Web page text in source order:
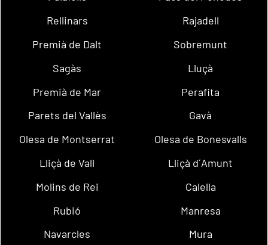
Rellinars
Rajadell
Premià de Dalt
Sobremunt
Sagàs
Lluçà
Premià de Mar
Perafita
Parets del Vallès
Gavà
Olesa de Montserrat
Olesa de Bonesvalls
Lliçà de Vall
Lliçà d´Amunt
Molins de Rei
Calella
Rubió
Manresa
Navarcles
Mura